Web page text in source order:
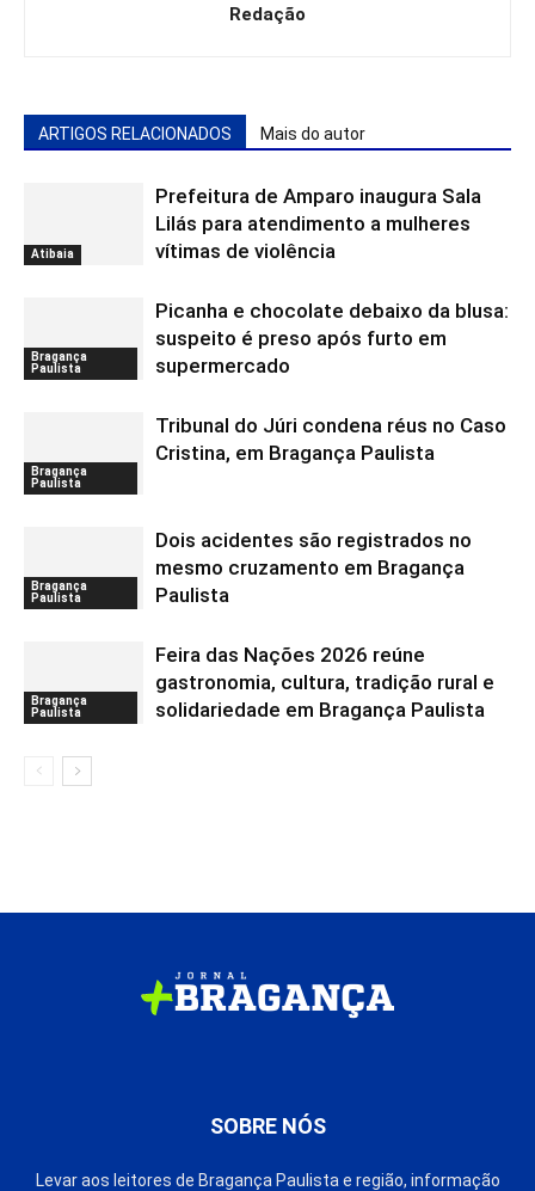
Redação
ARTIGOS RELACIONADOS Mais do autor
Atibaia
Prefeitura de Amparo inaugura Sala
Lilás para atendimento a mulheres
vítimas de violência
Bragança
Paulista
Picanha e chocolate debaixo da blusa:
suspeito é preso após furto em
supermercado
Bragança
Paulista
Tribunal do Júri condena réus no Caso
Cristina, em Bragança Paulista
Bragança
Paulista
Dois acidentes são registrados no
mesmo cruzamento em Bragança
Paulista
Bragança
Paulista
Feira das Nações 2026 reúne
gastronomia, cultura, tradição rural e
solidariedade em Bragança Paulista
SOBRE NÓS
Levar aos leitores de Bragança Paulista e região, informação